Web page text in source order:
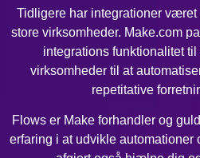
Tidligere har integrationer
store virksomheder. Make.com
integrations funktionalitet
virksomheder til at
repetitative
Flows er Make forhandler og
erfaring i at udvikle automationer